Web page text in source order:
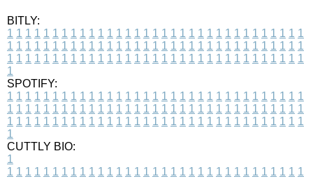
BITLY:
1 1 1 1 1 1 1 1 1 1 1 1 1 1 1 1 1 1 1 1 1 1 1 1 1 1 1 1 1 1 1 1 1
1 1 1 1 1 1 1 1 1 1 1 1 1 1 1 1 1 1 1 1 1 1 1 1 1 1 1 1 1 1 1 1 1
1 1 1 1 1 1 1 1 1 1 1 1 1 1 1 1 1 1 1 1 1 1 1 1 1 1 1 1 1 1 1 1 1
1
SPOTIFY:
1 1 1 1 1 1 1 1 1 1 1 1 1 1 1 1 1 1 1 1 1 1 1 1 1 1 1 1 1 1 1 1 1
1 1 1 1 1 1 1 1 1 1 1 1 1 1 1 1 1 1 1 1 1 1 1 1 1 1 1 1 1 1 1 1 1
1 1 1 1 1 1 1 1 1 1 1 1 1 1 1 1 1 1 1 1 1 1 1 1 1 1 1 1 1 1 1 1 1
1
CUTTLY BIO:
1
1 1 1 1 1 1 1 1 1 1 1 1 1 1 1 1 1 1 1 1 1 1 1 1 1 1 1 1 1 1 1 1 1